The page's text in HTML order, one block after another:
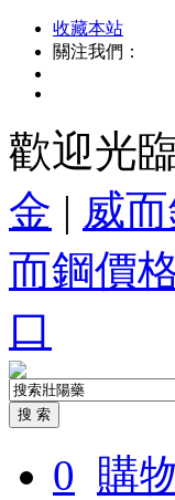
收藏本站
關注我們：
歡迎光
金 | 威
而鋼價
口
0 購